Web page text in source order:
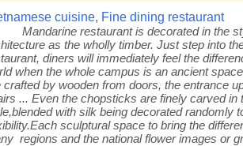
cuisine, Fine dining restaurant
restaurant is decorated in the
as the wholly timber. Just step into
diners will immediately feel the
when the whole campus is an ancient
crafted by wooden from doors, the entrance
... Even the chopsticks are finely carved in
with silk being decorated randomly
sculptural space to bring the
regions and the national flower images or